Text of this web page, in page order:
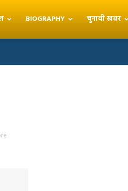
BIOGRAPHY चुनावी खबर